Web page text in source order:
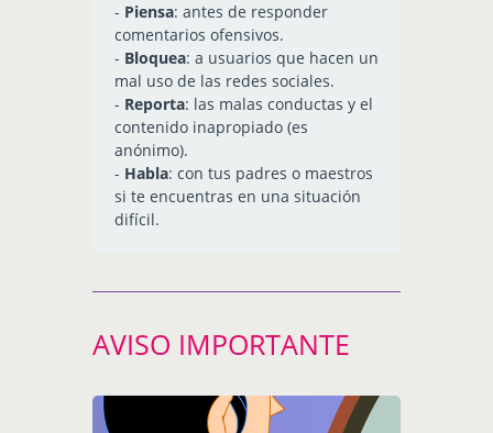
- Piensa: antes de responder
comentarios ofensivos.
- Bloquea: a usuarios que hacen un
mal uso de las redes sociales.
- Reporta: las malas conductas y el
contenido inapropiado (es
anónimo).
- Habla: con tus padres o maestros
si te encuentras en una situación
difícil.
AVISO IMPORTANTE